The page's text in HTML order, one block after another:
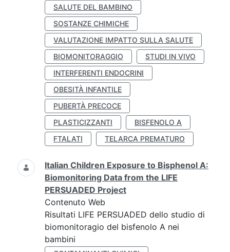
SALUTE DEL BAMBINO
SOSTANZE CHIMICHE
VALUTAZIONE IMPATTO SULLA SALUTE
BIOMONITORAGGIO
STUDI IN VIVO
INTERFERENTI ENDOCRINI
OBESITÀ INFANTILE
PUBERTÀ PRECOCE
PLASTICIZZANTI
BISFENOLO A
FTALATI
TELARCA PREMATURO
Italian Children Exposure to Bisphenol A:
Biomonitoring Data from the LIFE
PERSUADED Project
Contenuto Web
Risultati LIFE PERSUADED dello studio di
biomonitoragio del bisfenolo A nei
bambini